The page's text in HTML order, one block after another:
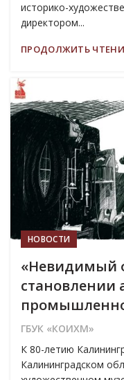
историко-
директором...
ПРОДОЛЖИТЬ
31
ИЮЛ
НОВОСТИ
«Невидимый
становлении
ГБУК «КОИХМ»
К 80-летию
Калининградском